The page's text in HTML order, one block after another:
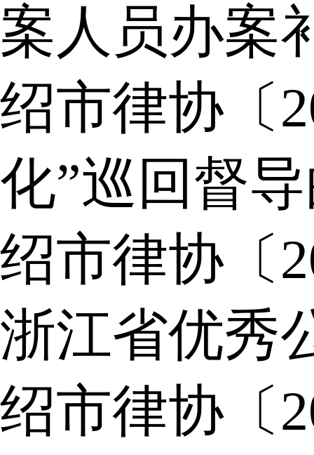
案人员办案
绍市律协〔
化”巡回督
绍市律协〔
浙江省优秀
绍市律协〔